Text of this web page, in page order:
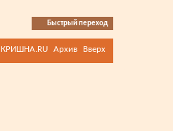
Быстрый переход
КРИШНА.RU Архив Вверх